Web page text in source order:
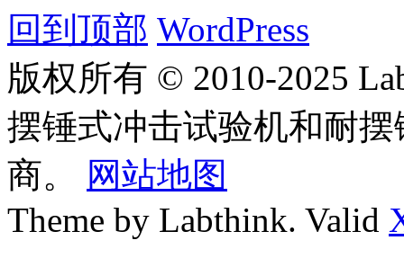
回到顶部 WordPress
版权所有 © 2010-2025
摆锤式冲击试验机和耐
商。
网站地图
Theme by Labthink. Valid